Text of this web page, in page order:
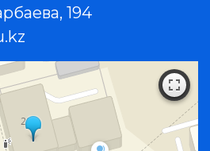
194